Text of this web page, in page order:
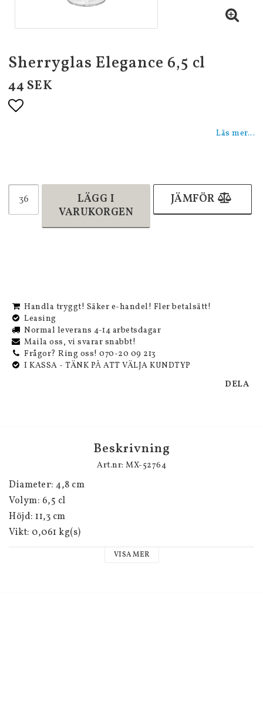
Sherryglas Elegance 6,5 cl
44 SEK
Läs mer...
LÄGG I
VARUKORGEN
JÄMFÖR
Handla tryggt! Säker e-handel! Fler betalsätt!
Leasing
Normal leverans 4-14 arbetsdagar
Maila oss, vi svarar snabbt!
Frågor? Ring oss! 070-20 09 213
I KASSA - TÄNK PÅ ATT VÄLJA KUNDTYP
DELA
Beskrivning
Art.nr: MX-52764
Diameter: 4,8 cm
Volym: 6,5 cl
Höjd: 11,3 cm
Vikt: 0,061 kg(s)
VISA MER